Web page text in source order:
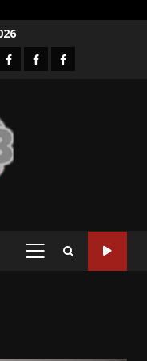
Facebook-
Facebook-Facebook-
PRIMARY